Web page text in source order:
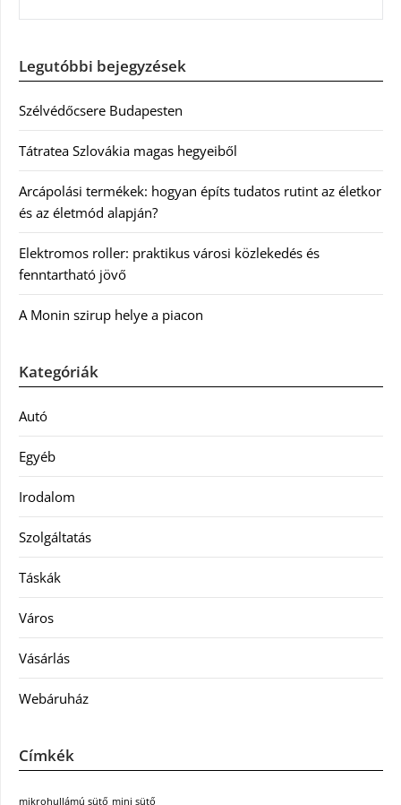
Legutóbbi bejegyzések
Szélvédőcsere Budapesten
Tátratea Szlovákia magas hegyeiből
Arcápolási termékek: hogyan építs tudatos rutint az életkor
és az életmód alapján?
Elektromos roller: praktikus városi közlekedés és
fenntartható jövő
A Monin szirup helye a piacon
Kategóriák
Autó
Egyéb
Irodalom
Szolgáltatás
Táskák
Város
Vásárlás
Webáruház
Címkék
mikrohullámú sütő mini sütő